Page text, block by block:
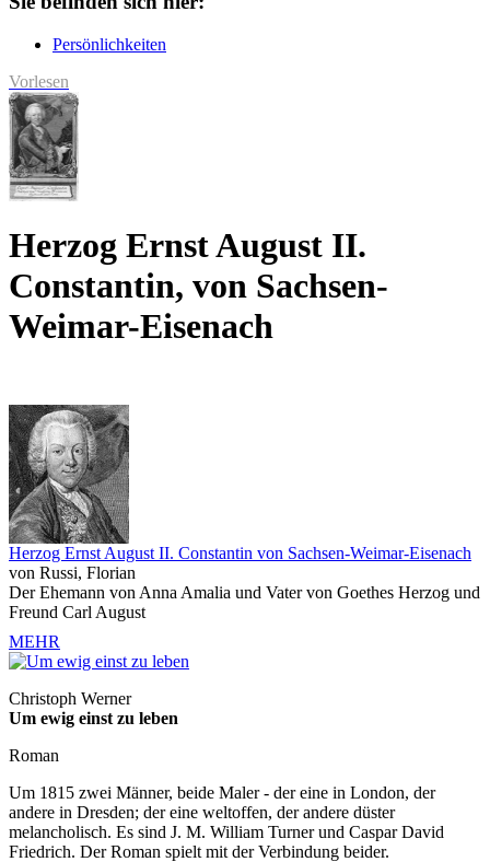
Persönlichkeiten
Vorlesen
Herzog Ernst August II.
Constantin, von Sachsen-
Weimar-Eisenach
Herzog Ernst August II. Constantin von Sachsen-Weimar-Eisenach
von Russi, Florian
Der Ehemann von Anna Amalia und Vater von Goethes Herzog und
Freund Carl August
MEHR
Christoph Werner
Um ewig einst zu leben
Roman
Um 1815 zwei Männer, beide Maler - der eine in London, der
andere in Dresden; der eine weltoffen, der andere düster
melancholisch. Es sind J. M. William Turner und Caspar David
Friedrich. Der Roman spielt mit der Verbindung beider.